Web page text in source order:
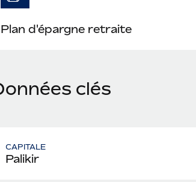
Plan d'épargne retraite
clés
CAPITALE
Palikir